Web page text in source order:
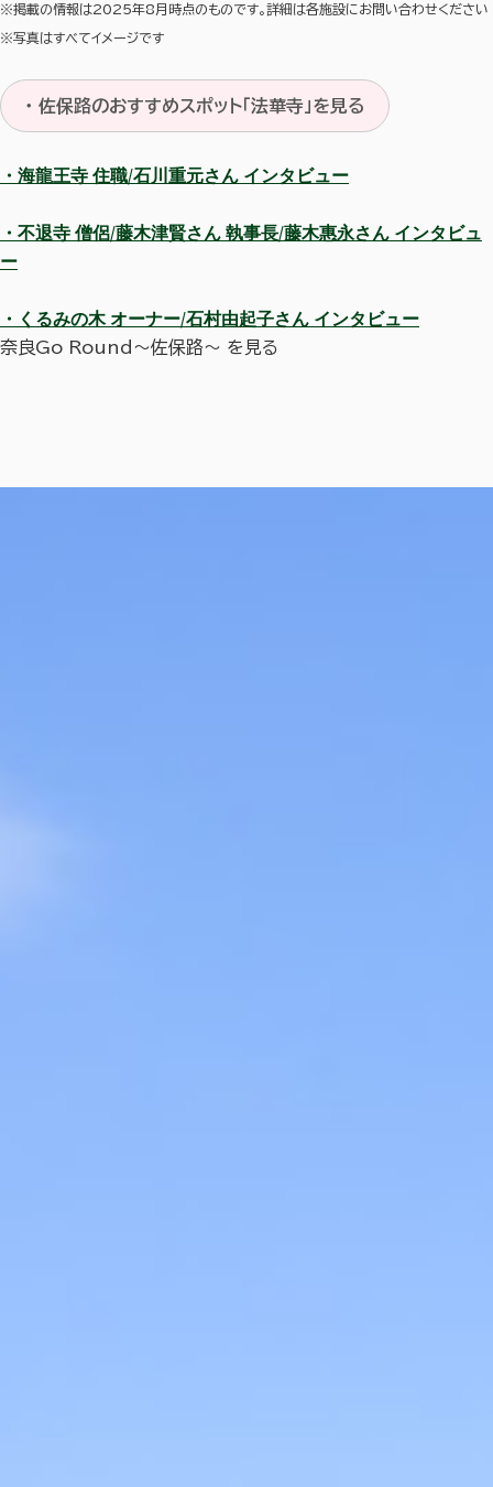
※掲載の情報は2025年8月時点のものです。詳細は各施設にお問い合わせください
※写真はすべてイメージです
・ 佐保路のおすすめスポット「法華寺」を見る
・海龍王寺 住職/石川重元さん インタビュー
・不退寺 僧侶/藤木津賢さん 執事長/藤木惠永さん インタビュ
ー
・くるみの木 オーナー/石村由起子さん インタビュー
奈良Go Round～佐保路～ を見る